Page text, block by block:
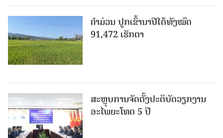
ຄໍາມ່ວນ ປູກເຂົ້ານາປີໄດ້ທັງໝົດ
91,472 ເຮັກຕາ
ສະຫຼຸບການຈັດຕັ້ງປະຕິບັດວຽກງານ
ອະໄພຍະໂທດ 5 ປີ